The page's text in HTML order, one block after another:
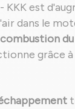
KKK est
dans le
combustion
grâce à